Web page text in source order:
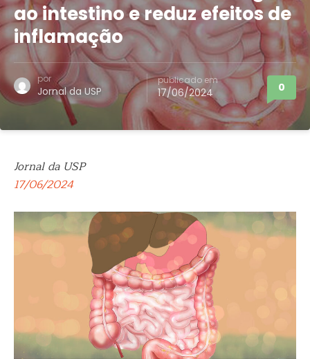
ao intestino e reduz efeitos de
inflamação
por
Jornal da USP
publicado em
17/06/2024 0
Jornal da USP
17/06/2024